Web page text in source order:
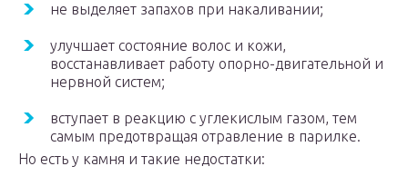
не выделяет запахов при накаливании;
улучшает состояние волос и кожи,
восстанавливает работу опорно-двигательной и
нервной систем;
вступает в реакцию с углекислым газом, тем
самым предотвращая отравление в парилке.
Но есть у камня и такие недостатки: